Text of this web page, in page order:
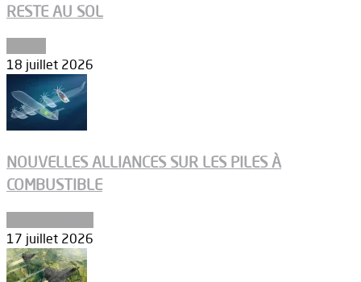
RESTE AU SOL
18 juillet 2026
NOUVELLES ALLIANCES SUR LES PILES À
COMBUSTIBLE
17 juillet 2026